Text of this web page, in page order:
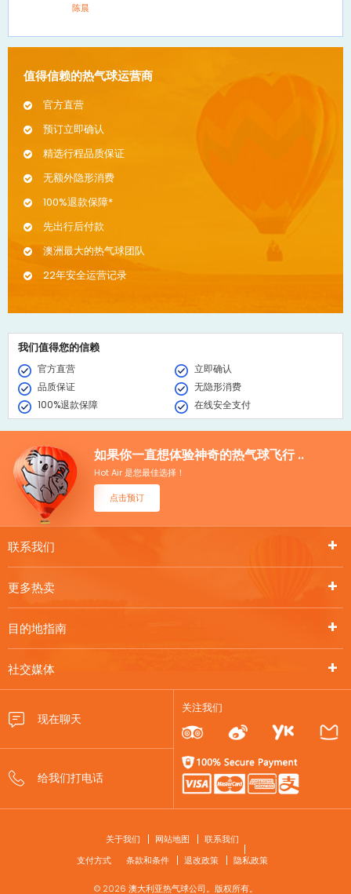
陈晨
值得信赖的热气球运营商
官方直营
预订立即确认
精选行程品质保证
无额外隐形消费
100%退款保障*
先出行后付款
澳洲最大的热气球团队
22年安全运营记录
我们值得您的信赖
官方直营
立即确认
品质保证
无隐形消费
100%退款保障
在线安全支付
如果你一直想体验神奇的热气球飞行 ..
Hot Air 是您最佳选择！
点击预订
更多热卖
目的地指南
社交媒体
联系我们
关注我们
关于我们 网站地图
联系我们
支付方式
条款和条件 退改政策 隐私政策
© 2026 澳大利亚热气球公司。版权所有。